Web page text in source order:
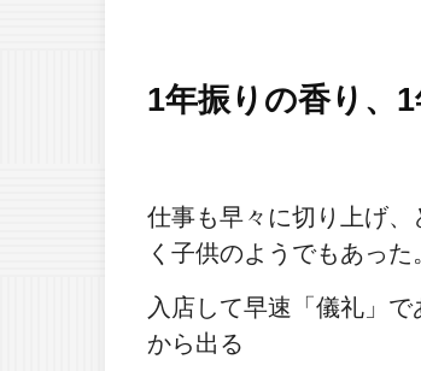
1年振りの香り、
仕事も早々に切り上げ
く子供のようでもあった
入店して早速「儀礼」
から出る